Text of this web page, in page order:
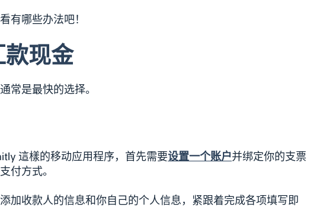
有哪些办法吧！
现金
常是最快的选择。
這樣的移动应用程序，首先需要设置一个账户并绑定你的支票
付方式。
加收款人的信息和你自己的个人信息，紧跟着完成各项填写即